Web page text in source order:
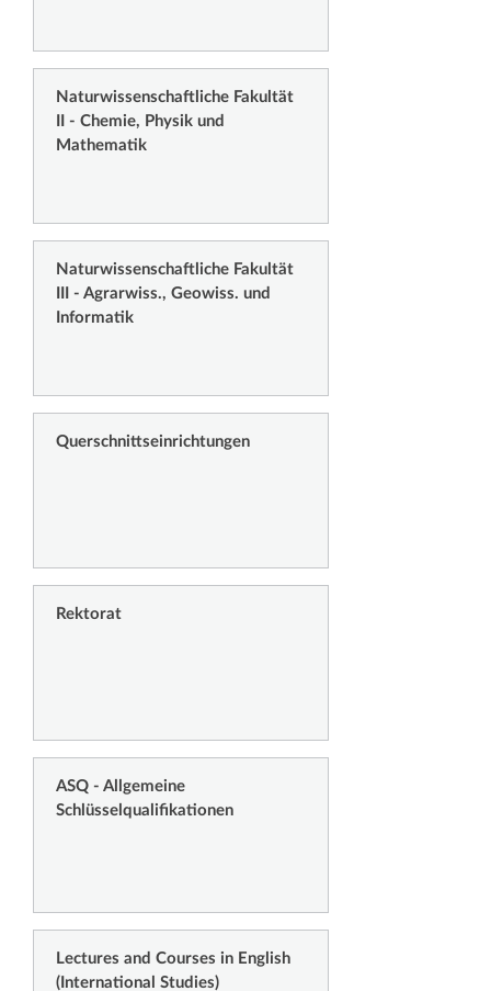
Naturwissenschaftliche Fakultät
II - Chemie, Physik und
Mathematik
Naturwissenschaftliche Fakultät
III - Agrarwiss., Geowiss. und
Informatik
Querschnittseinrichtungen
Rektorat
ASQ - Allgemeine
Schlüsselqualifikationen
Lectures and Courses in English
(International Studies)